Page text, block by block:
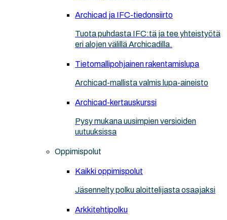
Archicad ja IFC-tiedonsiirto
Tuota puhdasta IFC:tä ja tee yhteistyötä
eri alojen välillä Archicadilla.
Tietomallipohjainen rakentamislupa
Archicad-mallista valmis lupa-aineisto
Archicad-kertauskurssi
Pysy mukana uusimpien versioiden
uutuuksissa
Oppimispolut
Kaikki oppimispolut
Jäsennelty polku aloittelijasta osaajaksi
Arkkitehtipolku